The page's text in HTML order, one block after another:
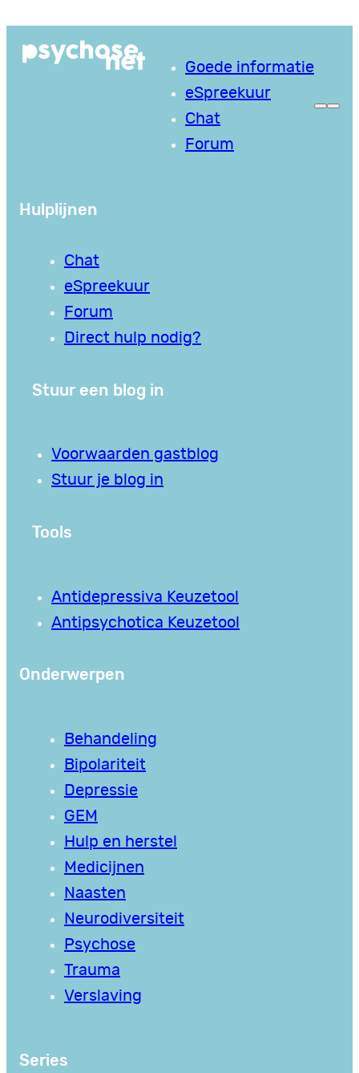
naar
Goede informatie
eSpreekuur
Chat
Forum
Hulplijnen
Chat
eSpreekuur
Forum
Direct hulp nodig?
Stuur een blog in
Voorwaarden gastblog
Stuur je blog in
Tools
Antidepressiva Keuzetool
Antipsychotica Keuzetool
Onderwerpen
Behandeling
Bipolariteit
Depressie
GEM
Hulp en herstel
Medicijnen
Naasten
Neurodiversiteit
Psychose
Trauma
Verslaving
Series